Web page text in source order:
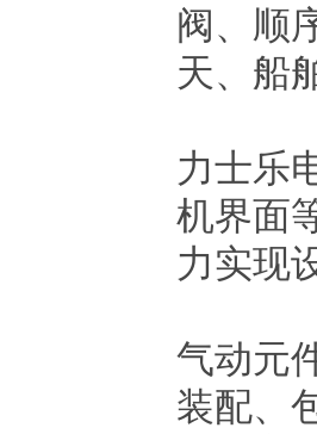
阀、顺
天、船
力士乐
机界面
力实现
气动元
装配、